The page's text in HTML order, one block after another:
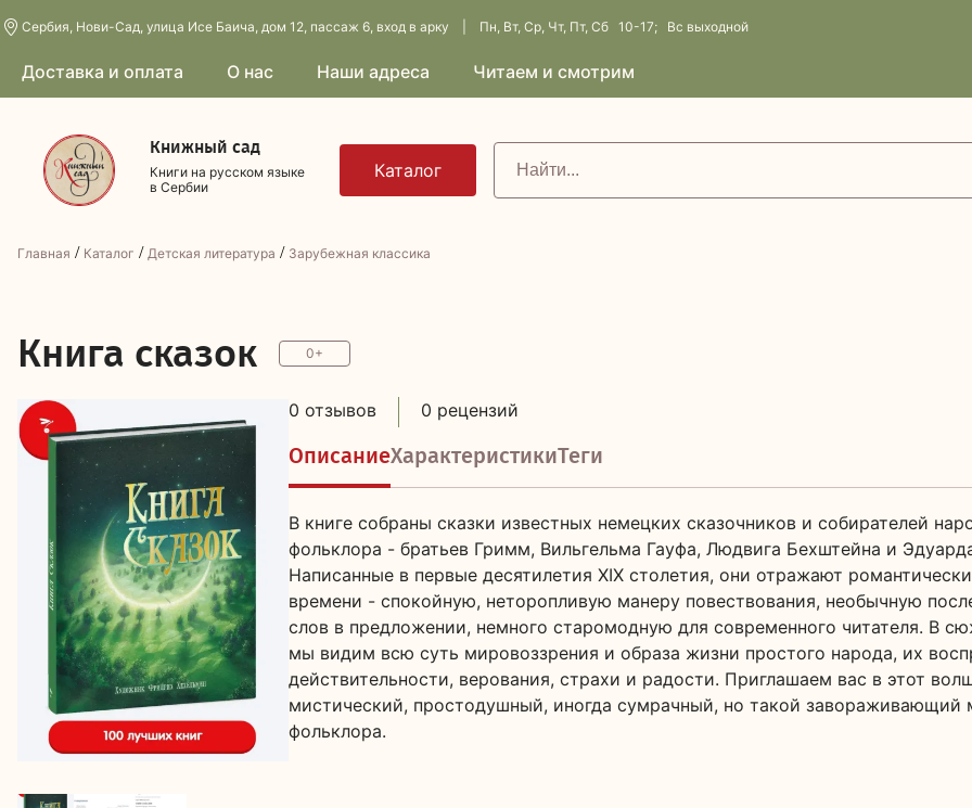
Сербия, Нови-Сад, улица Исе Баича, дом 12, пассаж 6, вход в арку | Пн, Вт, Ср, Чт, Пт, Сб 10-17; Вс выходной
Доставка и оплата О нас Наши адреса Читаем и смотрим
Книжный сад
Книги на русском языке
в Сербии
Главная / Каталог / Детская литература / Зарубежная классика
Книга сказок 0+
0 отзывов 0 рецензий
ОписаниеХарактеристикиТеги
В книге собраны сказки известных немецких сказочников и собирателей
фольклора - братьев Гримм, Вильгельма Гауфа, Людвига Бехштейна и
Написанные в первые десятилетия XIX столетия, они отражают
времени - спокойную, неторопливую манеру повествования, необычную
слов в предложении, немного старомодную для современного читателя. В
мы видим всю суть мировоззрения и образа жизни простого народа, их
действительности, верования, страхи и радости. Приглашаем вас в этот
мистический, простодушный, иногда сумрачный, но такой завораживающий
фольклора.